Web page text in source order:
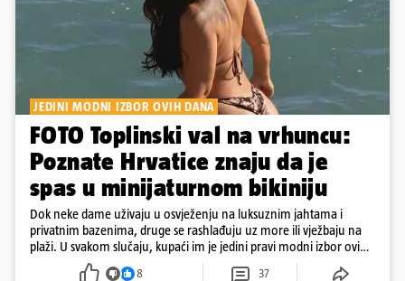
JEDINI MODNI IZBOR OVIH DANA
FOTO Toplinski val na vrhuncu:
Poznate Hrvatice znaju da je
spas u minijaturnom bikiniju
Dok neke dame uživaju u osvježenju na luksuznim jahtama i
privatnim bazenima, druge se rashlađuju uz more ili vježbaju na
plaži. U svakom slučaju, kupaći im je jedini pravi modni izbor ovih
8 37